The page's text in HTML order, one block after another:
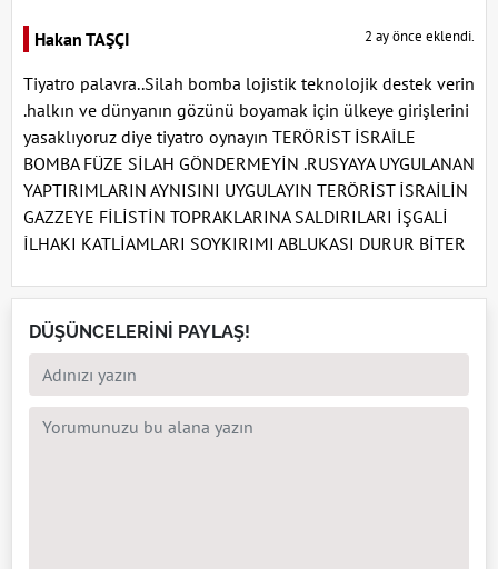
Hakan TAŞÇI 2 ay önce eklendi.
Tiyatro palavra..Silah bomba lojistik teknolojik destek verin
.halkın ve dünyanın gözünü boyamak için ülkeye girişlerini
yasaklıyoruz diye tiyatro oynayın TERÖRİST İSRAİLE
BOMBA FÜZE SİLAH GÖNDERMEYİN .RUSYAYA UYGULANAN
YAPTIRIMLARIN AYNISINI UYGULAYIN TERÖRİST İSRAİLİN
GAZZEYE FİLİSTİN TOPRAKLARINA SALDIRILARI İŞGALİ
İLHAKI KATLİAMLARI SOYKIRIMI ABLUKASI DURUR BİTER
DÜŞÜNCELERİNİ PAYLAŞ!